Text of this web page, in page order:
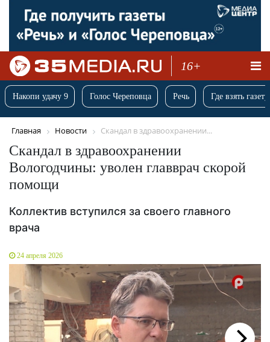
16+
Накопи удачу 9 Голос Череповца Речь Где взять
Главная Новости Скандал в здравоохранении...
Скандал в здравоохранении
Вологодчины: уволен главврач скорой
помощи
Коллектив вступился за своего главного
врача
24 апреля 2026